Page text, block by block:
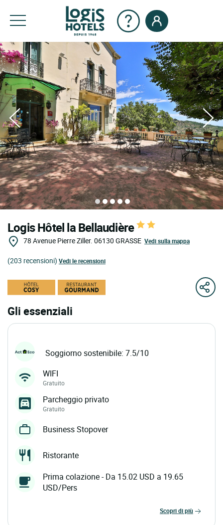
Logis Hôtel la Bellaudière
78 Avenue Pierre Ziller. 06130 GRASSE Vedi sulla mappa
(203 recensioni) Vedi le recensioni
Gli essenziali
Soggiorno sostenibile: 7.5/10
WIFI
Gratuito
Parcheggio privato
Gratuito
Business Stopover
Ristorante
Prima colazione - Da 15.02 USD a 19.65
USD/Pers
scopri di più